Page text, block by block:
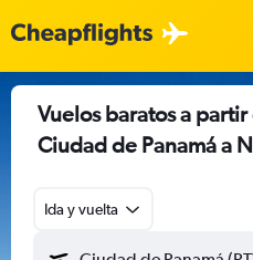
Vuelos baratos a
Ciudad de Panamá a
Ida y vuelta